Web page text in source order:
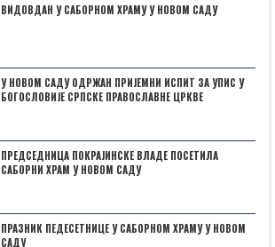
ВИДОВДАН У САБОРНОМ ХРАМУ У НОВОМ САДУ
У НОВОМ САДУ ОДРЖАН ПРИЈЕМНИ ИСПИТ ЗА УПИС У
БОГОСЛОВИЈЕ СРПСКЕ ПРАВОСЛАВНЕ ЦРКВЕ
ПРЕДСЕДНИЦА ПОКРАЈИНСКЕ ВЛАДЕ ПОСЕТИЛА
САБОРНИ ХРАМ У НОВОМ САДУ
ПРАЗНИК ПЕДЕСЕТНИЦЕ У САБОРНОМ ХРАМУ У НОВОМ
САДУ